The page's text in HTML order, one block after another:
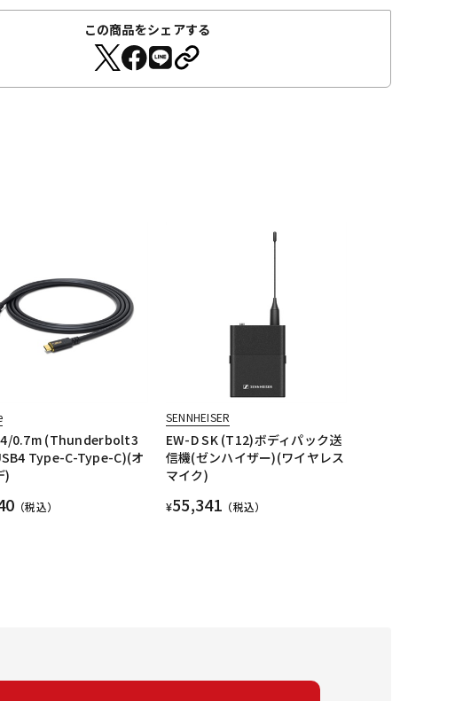
この商品をシェアする
0.7m (Thunderbolt3
Type-C-Type-C)(オ
)
（税込）
SENNHEISER
EW-D SK (T12)ボディパック送
信機(ゼンハイザー)(ワイヤレス
マイク)
¥55,341 （税込）